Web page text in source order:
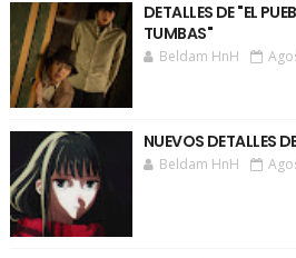
DETALLES DE "EL
TUMBAS"
Beldam HnH
NUEVOS DETALLES
Beldam HnH